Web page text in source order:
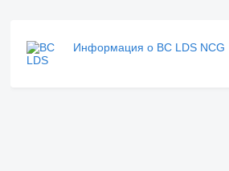
Информация о BC LDS NCG